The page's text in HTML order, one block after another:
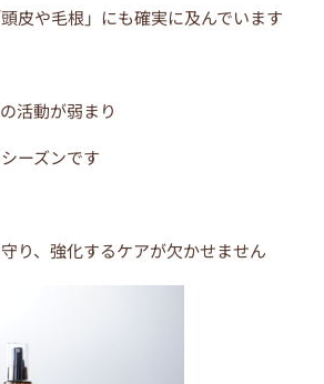
皮や毛根」にも確実に及んでいます
活動が弱まり
ーズンです
り、強化するケアが欠かせません